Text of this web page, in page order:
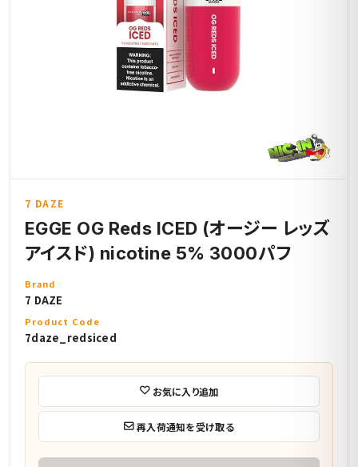
7 DAZE
EGGE OG Reds ICED (オージー レッズ
アイスド) nicotine 5% 3000パフ
Brand
7 DAZE
Product Code
7daze_redsiced
お気に入り追加
再入荷通知を受け取る